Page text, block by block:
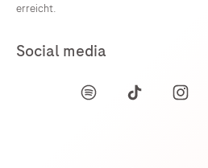
erreicht.
Social media